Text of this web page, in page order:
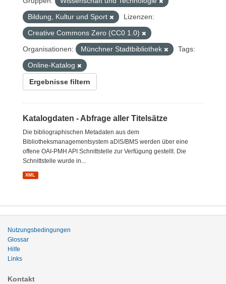
Bildung, Kultur und Sport
Lizenzen:
Creative Commons Zero (CC0 1.0)
Organisationen:
Münchner Stadtbibliothek
Tags:
Online-Katalog
Ergebnisse filtern
Katalogdaten - Abfrage aller Titelsätze
Die bibliographischen Metadaten aus dem
Bibliotheksmanagementsystem aDIS/BMS werden über eine
offene OAI-PMH API Schnittstelle zur Verfügung gestellt. Die
Schnittstelle wurde in...
XML
Nutzungsbedingungen
Glossar
Hilfe
Links
Kontakt